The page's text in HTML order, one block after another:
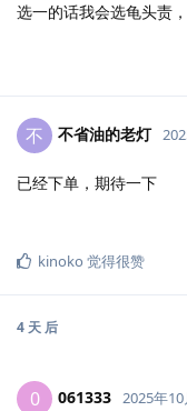
选一的话我会选龟头责
不 不省油的老灯
已经下单，期待一下
kinoko 觉得很赞
4 天 后
0 061333 2025年10